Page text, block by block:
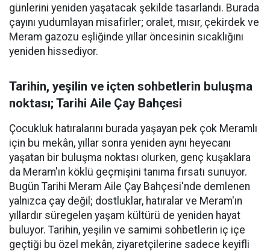
günlerini yeniden yaşatacak şekilde tasarlandı. Burada
çayını yudumlayan misafirler; oralet, mısır, çekirdek ve
Meram gazozu eşliğinde yıllar öncesinin sıcaklığını
yeniden hissediyor.
Tarihin, yeşilin ve içten sohbetlerin buluşma
noktası; Tarihi Aile Çay Bahçesi
Çocukluk hatıralarını burada yaşayan pek çok Meramlı
için bu mekân, yıllar sonra yeniden aynı heyecanı
yaşatan bir buluşma noktası olurken, genç kuşaklara
da Meram'ın köklü geçmişini tanıma fırsatı sunuyor.
Bugün Tarihi Meram Aile Çay Bahçesi'nde demlenen
yalnızca çay değil; dostluklar, hatıralar ve Meram'ın
yıllardır süregelen yaşam kültürü de yeniden hayat
buluyor. Tarihin, yeşilin ve samimi sohbetlerin iç içe
geçtiği bu özel mekân, ziyaretçilerine sadece keyifli